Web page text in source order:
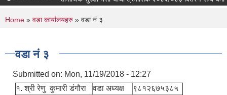
You are here
Home » वडा कार्यालयहरु » वडा नं ३
वडा नं ३
Submitted on: Mon, 11/19/2018 - 12:27
१. श्री रेणु कुमारी डंगौरा वडा अध्यक्ष
९८१२६७५३८५